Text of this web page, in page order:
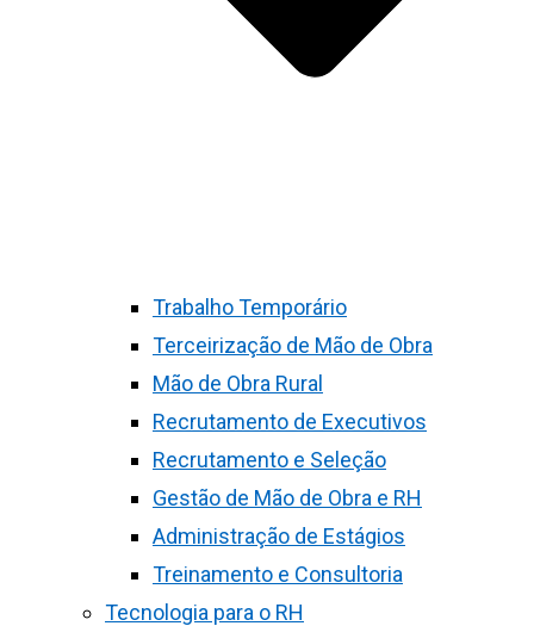
Trabalho Temporário
Terceirização de Mão de Obra
Mão de Obra Rural
Recrutamento de Executivos
Recrutamento e Seleção
Gestão de Mão de Obra e RH
Administração de Estágios
Treinamento e Consultoria
Tecnologia para o RH